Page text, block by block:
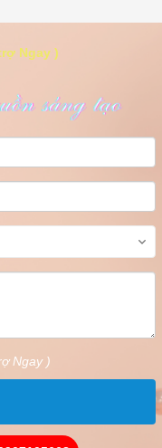
Ngay )
Ngay )